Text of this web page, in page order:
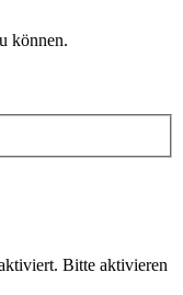
können.
Bitte aktivieren